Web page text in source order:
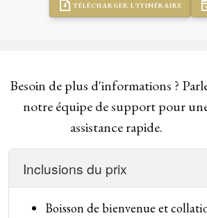
TÉLÉCHARGER L'ITINÉRAIRE
Besoin de plus d'informations ?
notre équipe de support pour
assistance rapide.
Inclusions du prix
Boisson de bienvenue et